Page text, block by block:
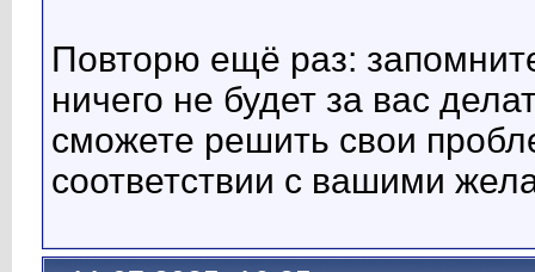
Повторю ещё раз:
ничего не будет за вас
сможете решить свои
соответствии с вашими